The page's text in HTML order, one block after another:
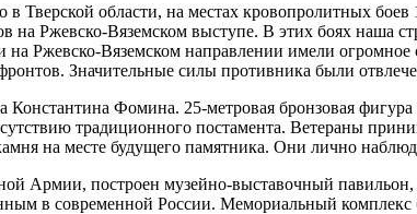
Тверской области, на местах кровопролитных
Ржевско-Вяземском выступе. В этих боях наша
Ржевско-Вяземском направлении имели огромное
Значительные силы противника были
Фомина. 25-метровая бронзовая
традиционного постамента. Ветераны
на месте будущего памятника. Они лично
Армии, построен музейно-выставочный
в современной России. Мемориальный комплекс